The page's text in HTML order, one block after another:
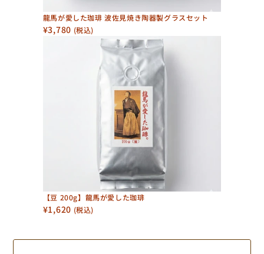
龍馬が愛した珈琲 波佐見焼き陶器製グラスセット
¥3,780 (税込)
【豆 200g】龍馬が愛した珈琲
¥1,620 (税込)